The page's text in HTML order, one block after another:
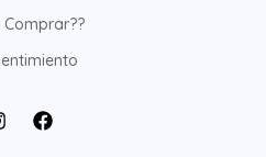
Comprar??